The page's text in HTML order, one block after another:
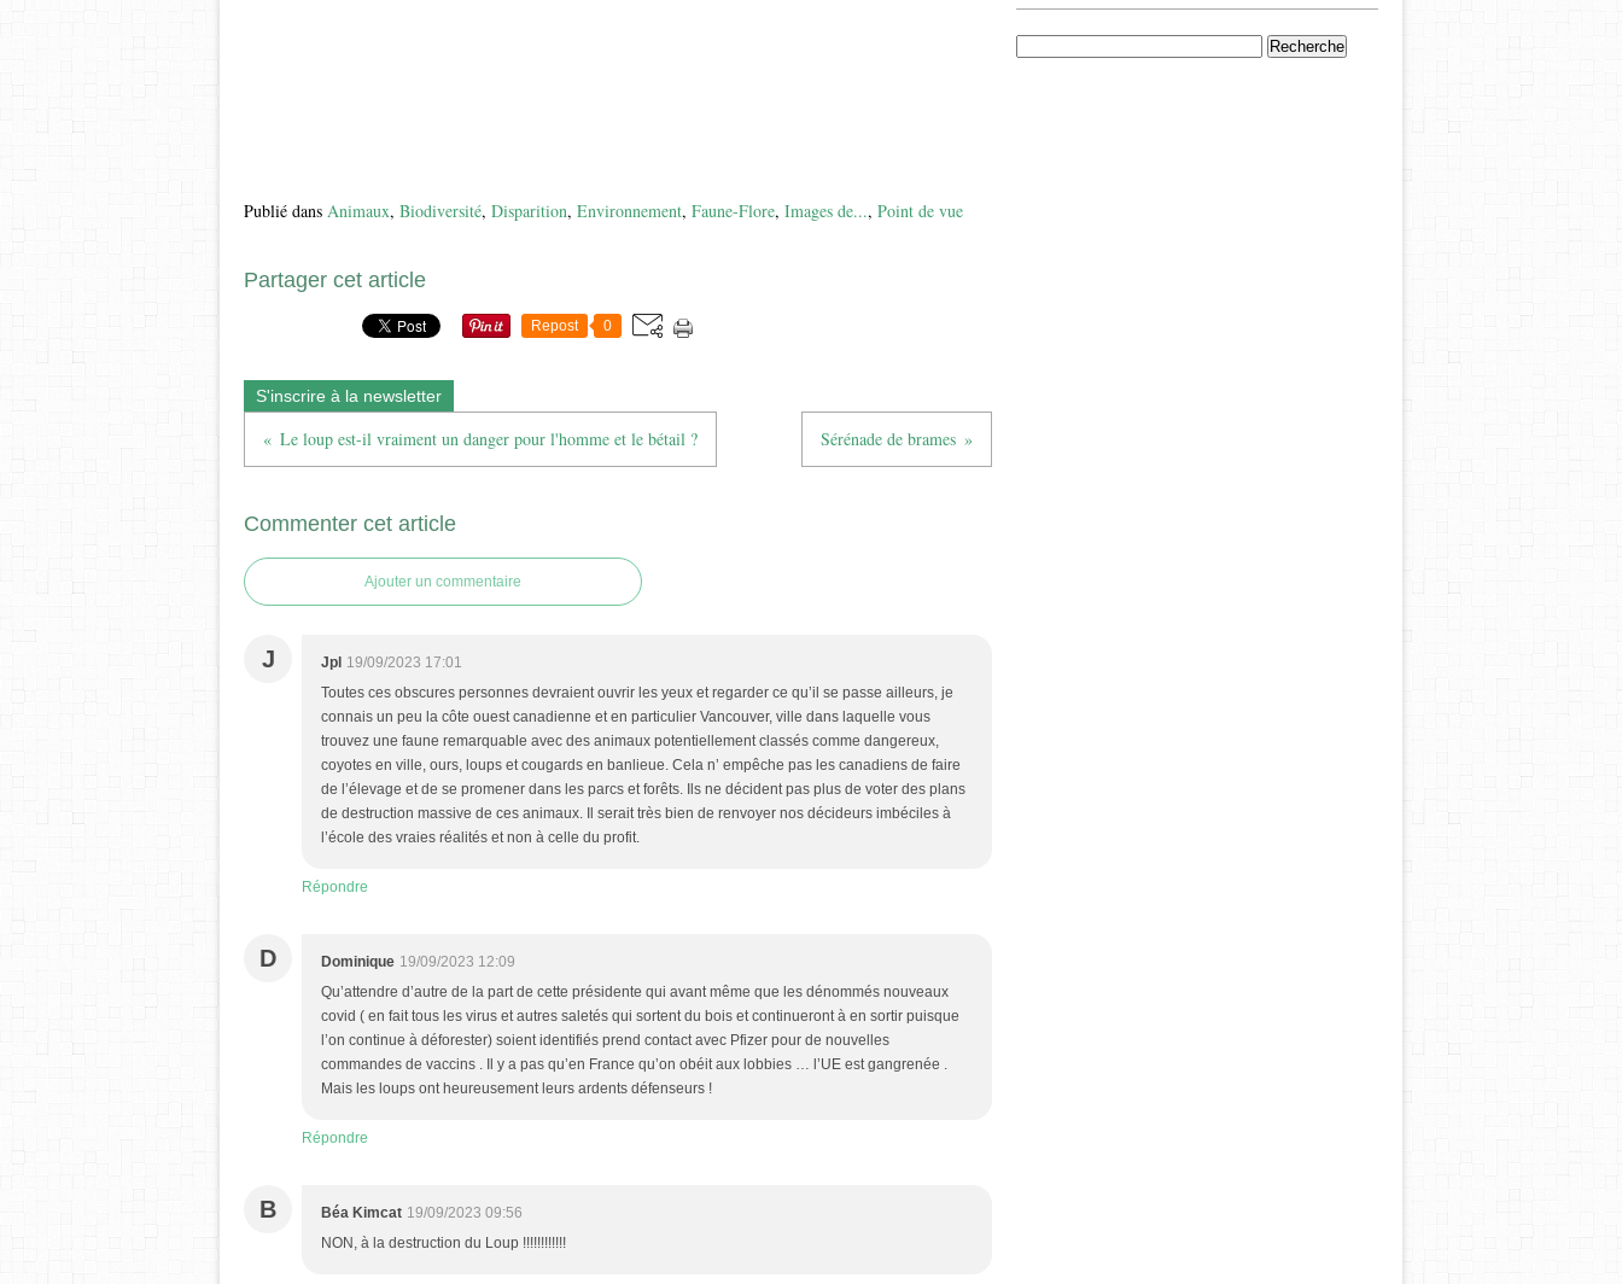
Publié dans Animaux, Biodiversité, Disparition, Environnement, Faune-Flore, Images de..., Point de vue
Partager cet article
Repost 0
S'inscrire à la newsletter
Le loup est-il vraiment un danger pour l'homme et le bétail ? Sérénade de brames
Commenter cet article
Ajouter un commentaire
J Jpl 19/09/2023 17:01
Toutes ces obscures personnes devraient ouvrir les yeux et regarder ce qu’il se passe ailleurs, je
connais un peu la côte ouest canadienne et en particulier Vancouver, ville dans laquelle vous
trouvez une faune remarquable avec des animaux potentiellement classés comme dangereux,
coyotes en ville, ours, loups et cougards en banlieue. Cela n’ empêche pas les canadiens de faire
de l’élevage et de se promener dans les parcs et forêts. Ils ne décident pas plus de voter des plans
de destruction massive de ces animaux. Il serait très bien de renvoyer nos décideurs imbéciles à
l’école des vraies réalités et non à celle du profit.
Répondre
D Dominique 19/09/2023 12:09
Qu’attendre d’autre de la part de cette présidente qui avant même que les dénommés nouveaux
covid ( en fait tous les virus et autres saletés qui sortent du bois et continueront à en sortir puisque
l’on continue à déforester) soient identifiés prend contact avec Pfizer pour de nouvelles
commandes de vaccins . Il y a pas qu’en France qu’on obéit aux lobbies … l’UE est gangrenée .
Mais les loups ont heureusement leurs ardents défenseurs !
Répondre
B Béa Kimcat 19/09/2023 09:56
NON, à la destruction du Loup !!!!!!!!!!!!